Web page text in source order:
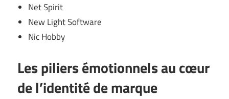
Net Spirit
New Light Software
Nic Hobby
Les piliers émotionnels au cœur
de l’identité de marque